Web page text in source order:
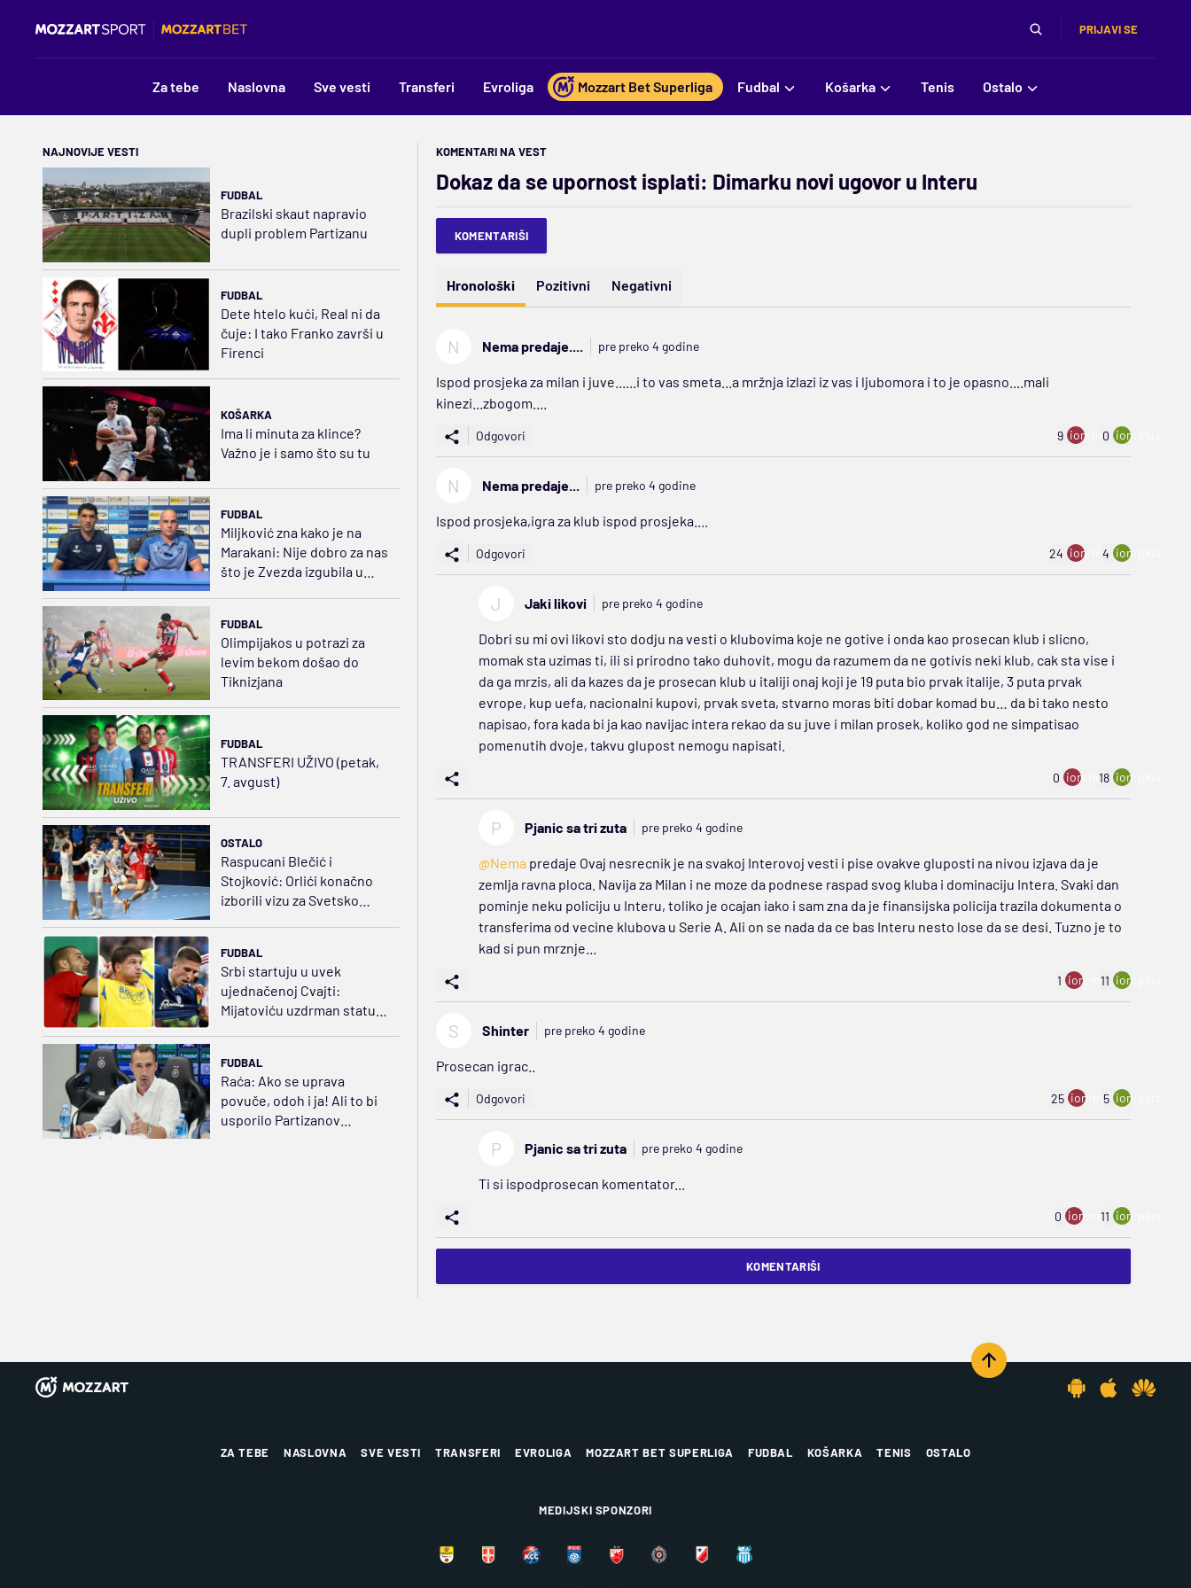
PRIJAVI SE
Za tebe Naslovna Sve vesti Transferi Evroliga Mozzart Bet Superliga Fudbal Košarka Tenis Ostalo
NAJNOVIJE VESTI
FUDBAL
Brazilski skaut napravio
dupli problem Partizanu
FUDBAL
Dete htelo kući, Real ni da
čuje: I tako Franko završi u
Firenci
KOŠARKA
Ima li minuta za klince?
Važno je i samo što su tu
FUDBAL
Miljković zna kako je na
Marakani: Nije dobro za nas
što je Zvezda izgubila u
FUDBAL
Olimpijakos u potrazi za
levim bekom došao do
Tiknizjana
FUDBAL
TRANSFERI UŽIVO (petak,
7. avgust)
OSTALO
Raspucani Blečić i
Stojković: Orlići konačno
izborili vizu za Svetsko
FUDBAL
Srbi startuju u uvek
ujednačenoj Cvajti:
Mijatoviću uzdrman status,
FUDBAL
Raća: Ako se uprava
povuče, odoh i ja! Ali to bi
usporilo Partizanov
KOMENTARI NA VEST
Dokaz da se upornost isplati: Dimarku novi ugovor u Interu
KOMENTARIŠI
Hronološki Pozitivni Negativni
N Nema predaje.... pre preko 4 godine
Ispod prosjeka za milan i juve......i to vas smeta...a mržnja izlazi iz vas i ljubomora i to je opasno....mali
kinezi...zbogom....
Odgovori 9 ion:minus
0 ion:plus
N Nema predaje... pre preko 4 godine
Ispod prosjeka,igra za klub ispod prosjeka....
Odgovori 24 ion:minus
4 ion:plus
J Jaki likovi pre preko 4 godine
Dobri su mi ovi likovi sto dodju na vesti o klubovima koje ne gotive i onda kao prosecan klub i slicno,
momak sta uzimas ti, ili si prirodno tako duhovit, mogu da razumem da ne gotivis neki klub, cak sta vise i
da ga mrzis, ali da kazes da je prosecan klub u italiji onaj koji je 19 puta bio prvak italije, 3 puta prvak
evrope, kup uefa, nacionalni kupovi, prvak sveta, stvarno moras biti dobar komad bu… da bi tako nesto
napisao, fora kada bi ja kao navijac intera rekao da su juve i milan prosek, koliko god ne simpatisao
pomenutih dvoje, takvu glupost nemogu napisati.
0 ion:minus
18 ion:plus
P Pjanic sa tri zuta pre preko 4 godine
@Nema predaje Ovaj nesrecnik je na svakoj Interovoj vesti i pise ovakve gluposti na nivou izjava da je
zemlja ravna ploca. Navija za Milan i ne moze da podnese raspad svog kluba i dominaciju Intera. Svaki dan
pominje neku policiju u Interu, toliko je ocajan iako i sam zna da je finansijska policija trazila dokumenta o
transferima od vecine klubova u Serie A. Ali on se nada da ce bas Interu nesto lose da se desi. Tuzno je to
kad si pun mrznje...
1 ion:minus
11 ion:plus
S Shinter pre preko 4 godine
Prosecan igrac..
Odgovori 25 ion:minus
5 ion:plus
P Pjanic sa tri zuta pre preko 4 godine
Ti si ispodprosecan komentator...
0 ion:minus
11 ion:plus
KOMENTARIŠI
ZA TEBE NASLOVNA SVE VESTI TRANSFERI EVROLIGA MOZZART BET SUPERLIGA FUDBAL KOŠARKA TENIS OSTALO
MEDIJSKI SPONZORI